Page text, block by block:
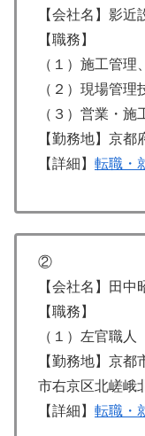
【会社名】影
【職務】
（１）施工管理
（２）現場管理
（３）営業・施
【勤務地】京都
【詳細】 転職・
②
【会社名】田
【職務】
（１）左官職人
【勤務地】京
市右京区北嵯峨
【詳細】 転職・